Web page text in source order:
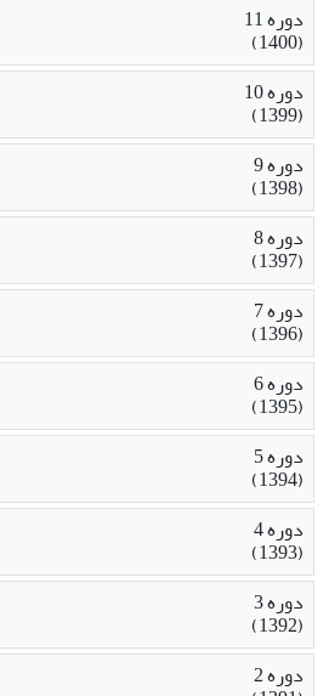
دوره 11
(1400)
دوره 10
(1399)
دوره 9
(1398)
دوره 8
(1397)
دوره 7
(1396)
دوره 6
(1395)
دوره 5
(1394)
دوره 4
(1393)
دوره 3
(1392)
دوره 2